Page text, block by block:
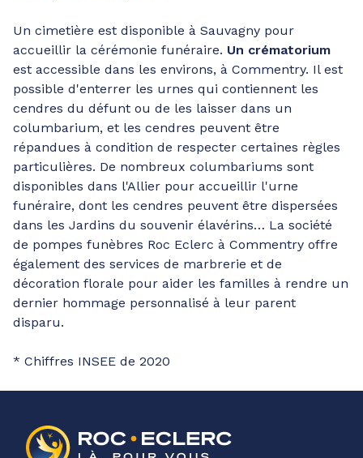
Un cimetière est disponible à Sauvagny pour
accueillir la cérémonie funéraire. Un crématorium
est accessible dans les environs, à Commentry. Il est
possible d'enterrer les urnes qui contiennent les
cendres du défunt ou de les laisser dans un
columbarium, et les cendres peuvent être
répandues à condition de respecter certaines règles
particulières. De nombreux columbariums sont
disponibles dans l'Allier pour accueillir l'urne
funéraire, dont les cendres peuvent être dispersées
dans les Jardins du souvenir élavérins… La société
de pompes funèbres Roc Eclerc à Commentry offre
également des services de marbrerie et de
décoration florale pour aider les familles à rendre un
dernier hommage personnalisé à leur parent
disparu.
* Chiffres INSEE de 2020